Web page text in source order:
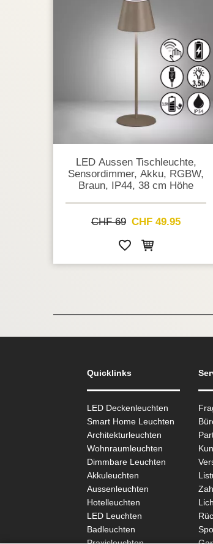
LED Aussen Tischleuchte,
Sensordimmer, Akku, RGBW,
Braun, IP44, 38 cm Höhe
CHF 69 CHF 49.95
Quicklinks
LED Deckenleuchten
Smart Home Leuchten
Architekturleuchten
Wohnraum­leuchten
Dimmbare Leuchten
Akkuleuchten
Aussen­leuchten
Hotelleuchten
LED Leuchten
Badleuchten